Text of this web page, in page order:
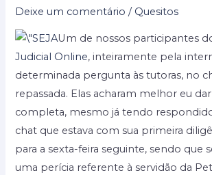
Deixe um comentário / Quesitos
Um de nossos participantes
Judicial Online, inteiramente pela
determinada pergunta às tutoras, no
repassada. Elas acharam melhor eu
completa, mesmo já tendo
chat que estava com sua primeira
para a sexta-feira seguinte, sendo que
uma perícia referente à servidão da